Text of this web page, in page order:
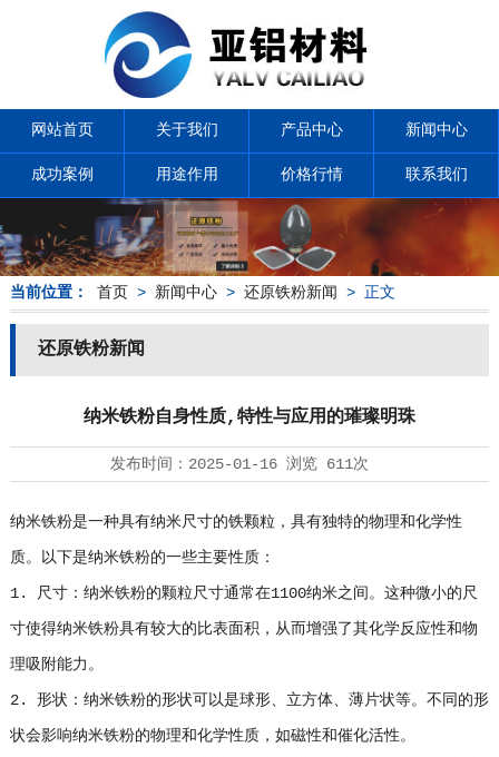
网站首页 关于我们 产品中心 新闻中心
成功案例 用途作用 价格行情 联系我们
当前位置： 首页 > 新闻中心> 还原铁粉新闻 > 正文
还原铁粉新闻
纳米铁粉自身性质,特性与应用的璀璨明珠
发布时间： 2025-01-16浏览 611次
纳米铁粉是一种具有纳米尺寸的铁颗粒，具有独特的物理和化学性
质。以下是纳米铁粉的一些主要性质：
1. 尺寸：纳米铁粉的颗粒尺寸通常在1100纳米之间。这种微小的尺
寸使得纳米铁粉具有较大的比表面积，从而增强了其化学反应性和物
理吸附能力。
2. 形状：纳米铁粉的形状可以是球形、立方体、薄片状等。不同的形
状会影响纳米铁粉的物理和化学性质，如磁性和催化活性。